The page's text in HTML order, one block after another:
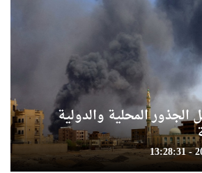
الجذور المحلية والدولية